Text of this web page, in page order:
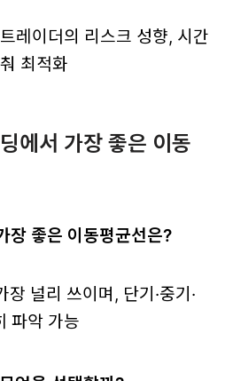
레이더의 리스크 성향, 시간
최적화
에서 가장 좋은 이동
장 좋은 이동평균선은?
널리 쓰이며, 단기·중기·
파악 가능